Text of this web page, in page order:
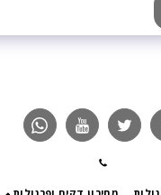
מחירון דקים ופרגולות